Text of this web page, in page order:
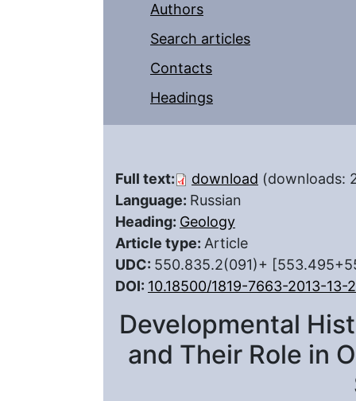
Authors
Search articles
Contacts
Headings
Full text: download (downloads:
Language: Russian
Heading: Geology
Article type: Article
UDC: 550.835.2(091)+
DOI: 10.18500/1819-7663-2013-13-
Developmental
and Their Role in